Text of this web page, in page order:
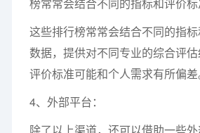
这些排行榜常常会结合不同的指
数据，提供对不同专业的综合评
评价标准可能和个人需求有所偏
4、外部平台：
除了以上渠道，还可以借助一些